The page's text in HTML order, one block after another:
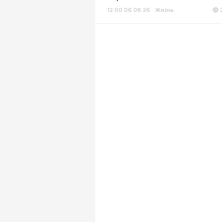
12:00 06.08.26 Жизнь